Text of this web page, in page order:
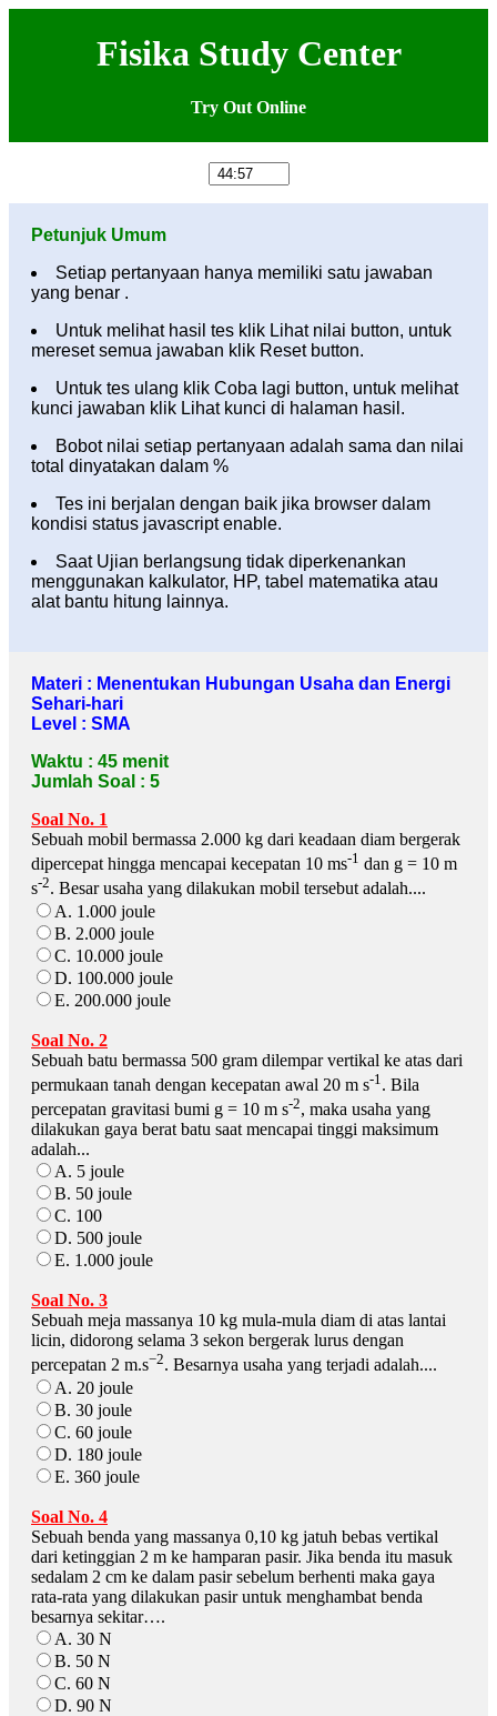
Fisika Study Center
Try Out Online
Petunjuk Umum
Setiap pertanyaan hanya memiliki satu jawaban
yang benar .
Untuk melihat hasil tes klik Lihat nilai button, untuk
mereset semua jawaban klik Reset button.
Untuk tes ulang klik Coba lagi button, untuk melihat
kunci jawaban klik Lihat kunci di halaman hasil.
Bobot nilai setiap pertanyaan adalah sama dan nilai
total dinyatakan dalam %
Tes ini berjalan dengan baik jika browser dalam
kondisi status javascript enable.
Saat Ujian berlangsung tidak diperkenankan
menggunakan kalkulator, HP, tabel matematika atau
alat bantu hitung lainnya.
Materi : Menentukan Hubungan Usaha dan Energi
Sehari-hari
Level : SMA
Waktu : 45 menit
Jumlah Soal : 5
Soal No. 1
Sebuah mobil bermassa 2.000 kg dari keadaan diam bergerak
dipercepat hingga mencapai kecepatan 10 ms-1 dan g = 10 m
s-2. Besar usaha yang dilakukan mobil tersebut adalah....
A. 1.000 joule
B. 2.000 joule
C. 10.000 joule
D. 100.000 joule
E. 200.000 joule
Soal No. 2
Sebuah batu bermassa 500 gram dilempar vertikal ke atas dari
permukaan tanah dengan kecepatan awal 20 m s-1 . Bila
percepatan gravitasi bumi g = 10 m s-2, maka usaha yang
dilakukan gaya berat batu saat mencapai tinggi maksimum
adalah...
A. 5 joule
B. 50 joule
C. 100
D. 500 joule
E. 1.000 joule
Soal No. 3
Sebuah meja massanya 10 kg mula-mula diam di atas lantai
licin, didorong selama 3 sekon bergerak lurus dengan
percepatan 2 m.s−2. Besarnya usaha yang terjadi adalah....
A. 20 joule
B. 30 joule
C. 60 joule
D. 180 joule
E. 360 joule
Soal No. 4
Sebuah benda yang massanya 0,10 kg jatuh bebas vertikal
dari ketinggian 2 m ke hamparan pasir. Jika benda itu masuk
sedalam 2 cm ke dalam pasir sebelum berhenti maka gaya
rata-rata yang dilakukan pasir untuk menghambat benda
besarnya sekitar….
A. 30 N
B. 50 N
C. 60 N
D. 90 N